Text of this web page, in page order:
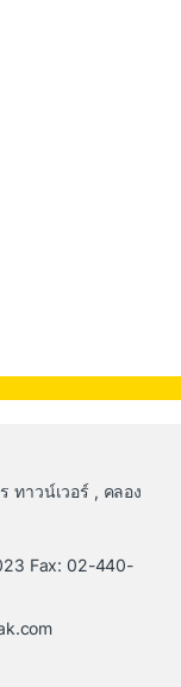
ทาวน์เวอร์ , คลอง
Fax: 02-440-